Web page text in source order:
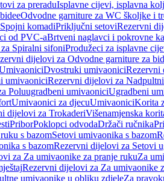
za preraduIsplavne cijevi, isplavna
Odvodne garniture za WC školjke i
komadiPriključni setoviRezervni
od PVC-aBrtveni naglavci i pokrovne
Spiralni sifoniProdužeci za isplavne
dijelovi za Odvodne garniture za
Dvostruki umivaoniciRezervni
umivaoniciRezervni dijelovi za
Poluugradbeni umivaoniciUgradbeni
Umivaonici za djecuUmivaoniciKorita
dijelovi za TrokaderiVišenamjenska
PriborPoklopci odvodaDržači ručnika
s bazomSetovi umivaonika s bazom
s bazomRezervni dijelovi za Setovi
za Za umivaonike za pranje rukuZa
Rezervni dijelovi za Za umivaonike
umivaonike u obliku zdjeleZa